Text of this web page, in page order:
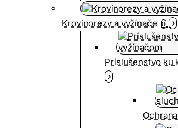
Krovinorezy a vyžínače 0
Príslušenstvo ku